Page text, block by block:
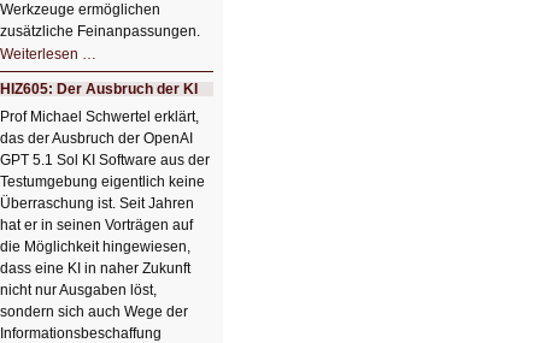
Werkzeuge ermöglichen
zusätzliche Feinanpassungen.
Weiterlesen …
Bildverschönerung
mit
einem
Klick
HIZ606:
Bildverschönerung
mit
einem
Klick
HIZ605: Der Ausbruch der KI
Prof Michael Schwertel erklärt,
das der Ausbruch der OpenAI
GPT 5.1 Sol KI Software aus der
Testumgebung eigentlich keine
Überraschung ist. Seit Jahren
hat er in seinen Vorträgen auf
die Möglichkeit hingewiesen,
dass eine KI in naher Zukunft
nicht nur Ausgaben löst,
sondern sich auch Wege der
Informationsbeschaffung